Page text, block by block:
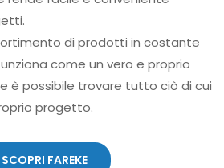
di prodotti in costante
come un vero e proprio
è possibile trovare tutto ciò di cui
progetto.
SCOPRI FAREKE